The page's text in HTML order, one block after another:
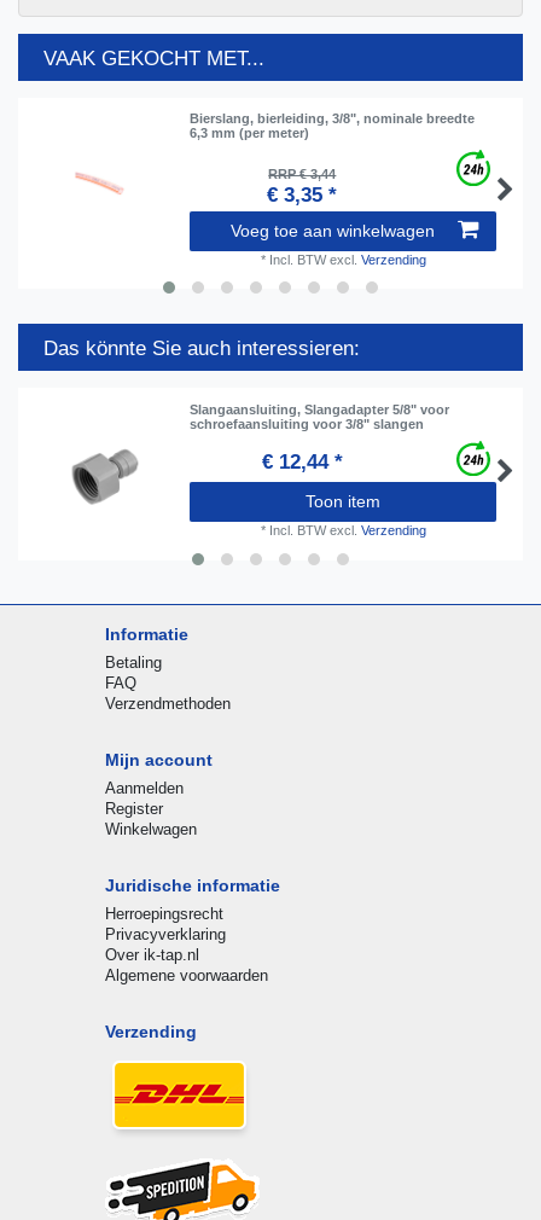
VAAK GEKOCHT MET...
Bierslang, bierleiding, 3/8", nominale breedte
6,3 mm (per meter)
RRP € 3,44
€ 3,35 *
Voeg toe aan winkelwagen
* Incl. BTWexcl. Verzending
Das könnte Sie auch interessieren:
Slangaansluiting, Slangadapter 5/8" voor
schroefaansluiting voor 3/8" slangen
€ 12,44 *
Toon item
* Incl. BTWexcl. Verzending
Informatie
Betaling
FAQ
Verzendmethoden
Mijn account
Aanmelden
Register
Winkelwagen
Juridische informatie
Herroepingsrecht
Privacyverklaring
Over ik-tap.nl
Algemene voorwaarden
Verzending